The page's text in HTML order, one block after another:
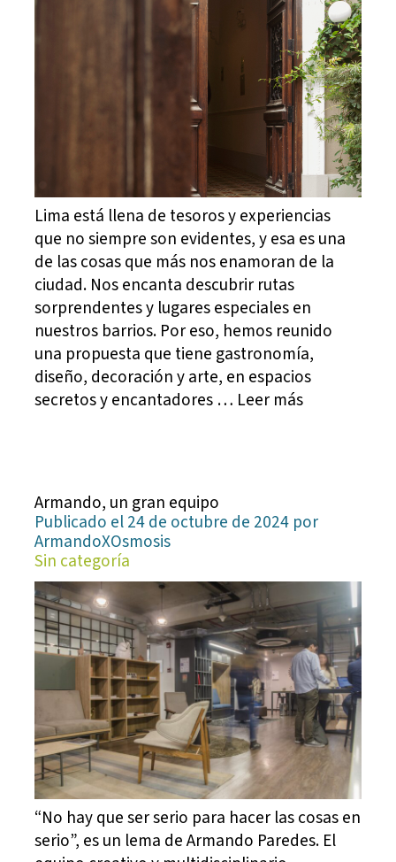
Lima está llena de tesoros y experiencias
que no siempre son evidentes, y esa es una
de las cosas que más nos enamoran de la
ciudad. Nos encanta descubrir rutas
sorprendentes y lugares especiales en
nuestros barrios. Por eso, hemos reunido
una propuesta que tiene gastronomía,
diseño, decoración y arte, en espacios
secretos y encantadores … Leer más
Armando, un gran equipo
Publicado el 24 de octubre de 2024 por
ArmandoXOsmosis
Sin categoría
“No hay que ser serio para hacer las cosas en
serio”, es un lema de Armando Paredes. El